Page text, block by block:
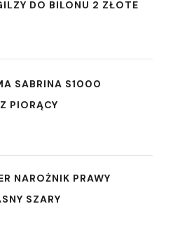
DO BILONU 2 ZŁOTE
SABRINA S1000
PIORĄCY
NAROŻNIK PRAWY
SZARY